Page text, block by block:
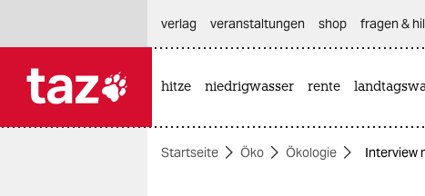
themen
verlag
veranstaltungen shop fragen &
hitze niedrigwasser rente
Startseite Öko Ökologie Interview